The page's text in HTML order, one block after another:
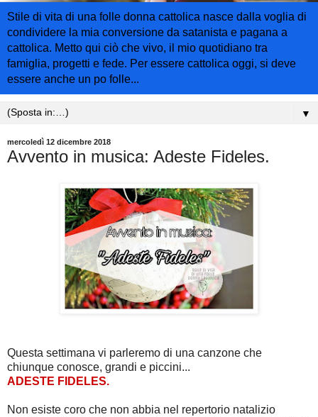
Stile di vita di una folle donna cattolica nasce dalla voglia di
condividere la mia conversione da satanista e pagana a
cattolica. Metto qui ciò che vivo, il mio quotidiano tra
famiglia, progetti e fede. Per essere cattolica oggi, si deve
essere anche un po folle...
▼
mercoledì 12 dicembre 2018
Avvento in musica: Adeste Fideles.
Questa settimana vi parleremo di una canzone che
chiunque conosce, grandi e piccini...
ADESTE FIDELES.
Non esiste coro che non abbia nel repertorio natalizio